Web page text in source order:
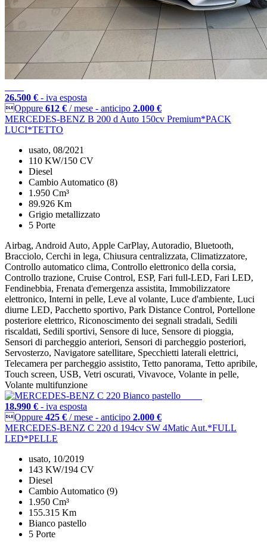
26.500 € - iva esposta
Oppure 612 € / mese - anticipo 2.000 €
MERCEDES-BENZ B 200 d Auto 150cv Premium*PACK
LUCI*TETTO
usato, 08/2021
110 KW/150 CV
Diesel
Cambio Automatico (8)
1.950 Cm³
89.926 Km
Grigio metallizzato
5 Porte
Airbag, Android Auto, Apple CarPlay, Autoradio, Bluetooth,
Bracciolo, Cerchi in lega, Chiusura centralizzata, Climatizzatore,
Controllo automatico clima, Controllo elettronico della corsia,
Controllo trazione, Cruise Control, ESP, Fari full-LED, Fari LED,
Fendinebbia, Frenata d'emergenza assistita, Immobilizzatore
elettronico, Interni in pelle, Leve al volante, Luce d'ambiente, Luci
diurne LED, Pacchetto sportivo, Park Distance Control, Portellone
posteriore elettrico, Riconoscimento dei segnali stradali, Sedili
riscaldati, Sedili sportivi, Sensore di luce, Sensore di pioggia,
Sensori di parcheggio anteriori, Sensori di parcheggio posteriori,
Servosterzo, Navigatore satellitare, Specchietti laterali elettrici,
Telecamera per parcheggio assistito, Tetto panorama, Tetto apribile,
Touch screen, USB, Vetri oscurati, Vivavoce, Volante in pelle,
Volante multifunzione
18.990 € - iva esposta
Oppure 425 € / mese - anticipo 2.000 €
MERCEDES-BENZ C 220 d 194cv SW 4Matic Aut.*FULL
LED*PELLE
usato, 10/2019
143 KW/194 CV
Diesel
Cambio Automatico (9)
1.950 Cm³
155.315 Km
Bianco pastello
5 Porte